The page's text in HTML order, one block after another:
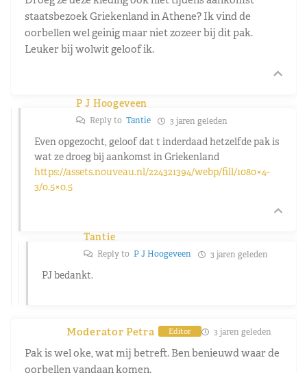
staatsbezoek Griekenland in Athene? Ik vind de
oorbellen wel geinig maar niet zozeer bij dit pak.
Leuker bij wolwit geloof ik.
P J Hoogeveen
Reply to Tantie 3 jaren geleden
Even opgezocht, geloof dat t inderdaad hetzelfde pak is
wat ze droeg bij aankomst in Griekenland
https://assets.nouveau.nl/224321394/webp/fill/1080×4-
3/0.5×0.5
Tantie
Reply to P J Hoogeveen 3 jaren geleden
PJ bedankt.
Moderator Petra Editor 3 jaren geleden
Pak is wel oke, wat mij betreft. Ben benieuwd waar de
oorbellen vandaan komen.